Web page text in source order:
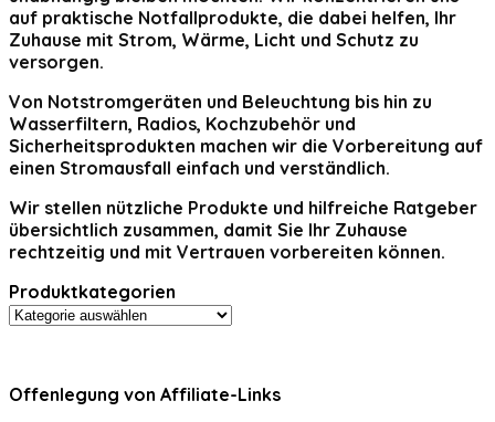
auf praktische Notfallprodukte, die dabei helfen, Ihr
Zuhause mit Strom, Wärme, Licht und Schutz zu
versorgen.
Von Notstromgeräten und Beleuchtung bis hin zu
Wasserfiltern, Radios, Kochzubehör und
Sicherheitsprodukten machen wir die Vorbereitung auf
einen Stromausfall einfach und verständlich.
Wir stellen nützliche Produkte und hilfreiche Ratgeber
übersichtlich zusammen, damit Sie Ihr Zuhause
rechtzeitig und mit Vertrauen vorbereiten können.
Produktkategorien
Offenlegung von Affiliate-Links